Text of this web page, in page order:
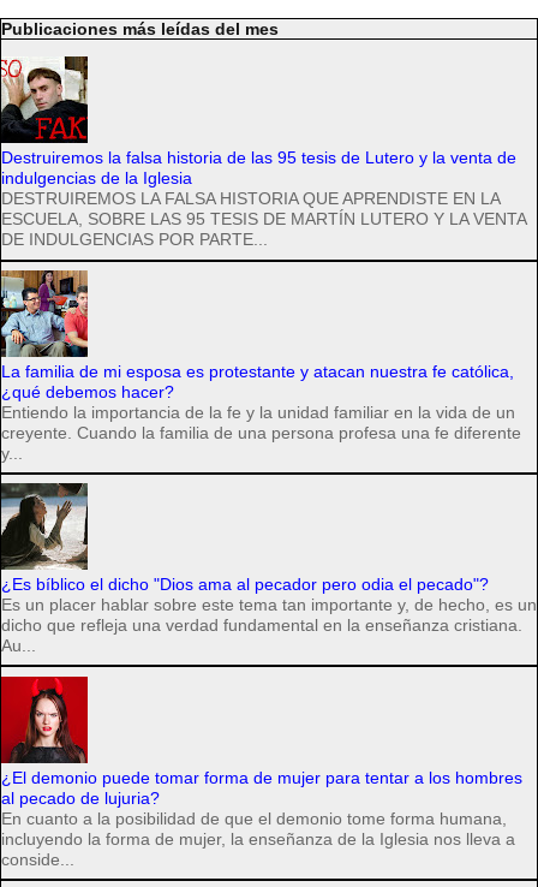
Publicaciones más leídas del mes
Destruiremos la falsa historia de las 95 tesis de Lutero y la venta de
indulgencias de la Iglesia
DESTRUIREMOS LA FALSA HISTORIA QUE APRENDISTE EN LA
ESCUELA, SOBRE LAS 95 TESIS DE MARTÍN LUTERO Y LA VENTA
DE INDULGENCIAS POR PARTE...
La familia de mi esposa es protestante y atacan nuestra fe católica,
¿qué debemos hacer?
Entiendo la importancia de la fe y la unidad familiar en la vida de un
creyente. Cuando la familia de una persona profesa una fe diferente
y...
¿Es bíblico el dicho "Dios ama al pecador pero odia el pecado"?
Es un placer hablar sobre este tema tan importante y, de hecho, es un
dicho que refleja una verdad fundamental en la enseñanza cristiana.
Au...
¿El demonio puede tomar forma de mujer para tentar a los hombres
al pecado de lujuria?
En cuanto a la posibilidad de que el demonio tome forma humana,
incluyendo la forma de mujer, la enseñanza de la Iglesia nos lleva a
conside...